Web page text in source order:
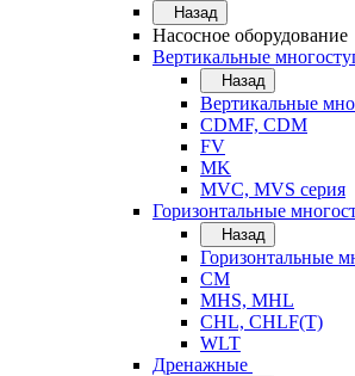
Назад
Насосное оборудование
Вертикальные
Назад
Вертикальные
CDMF, CDM
FV
MK
MVC, MVS серия
Горизонтальные
Назад
Горизонтальные
CM
MHS, MHL
CHL, CHLF(T)
WLT
Дренажные